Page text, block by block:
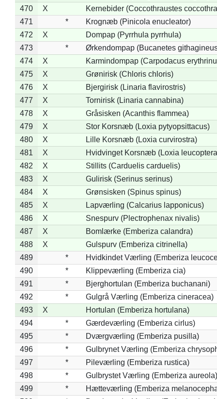
470
X
Kernebider (Coccothraustes
471
*
Krognæb (Pinicola enucleator)
472
X
Dompap (Pyrrhula pyrrhula)
473
*
Ørkendompap (Bucanetes
474
X
Karmindompap (Carpodacus
475
X
Grønirisk (Chloris chloris)
476
X
Bjergirisk (Linaria flavirostris)
477
X
Tornirisk (Linaria cannabina)
478
X
Gråsisken (Acanthis flammea)
479
X
Stor Korsnæb (Loxia pytyopsittacus)
480
X
Lille Korsnæb (Loxia curvirostra)
481
X
Hvidvinget Korsnæb (Loxia
482
X
Stillits (Carduelis carduelis)
483
X
Gulirisk (Serinus serinus)
484
X
Grønsisken (Spinus spinus)
485
X
Lapværling (Calcarius lapponicus)
486
X
Snespurv (Plectrophenax nivalis)
487
X
Bomlærke (Emberiza calandra)
488
X
Gulspurv (Emberiza citrinella)
489
*
Hvidkindet Værling (Emberiza
490
*
Klippeværling (Emberiza cia)
491
*
Bjerghortulan (Emberiza buchanani)
492
*
Gulgrå Værling (Emberiza cineracea)
493
X
Hortulan (Emberiza hortulana)
494
*
Gærdeværling (Emberiza cirlus)
495
*
Dværgværling (Emberiza pusilla)
496
*
Gulbrynet Værling (Emberiza
497
*
Pileværling (Emberiza rustica)
498
*
Gulbrystet Værling (Emberiza aureola)
499
*
Hætteværling (Emberiza